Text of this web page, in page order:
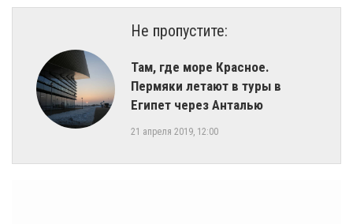
Не пропустите:
Там, где море Красное.
Пермяки летают в туры в
Египет через Анталью
21 апреля 2019, 12:00